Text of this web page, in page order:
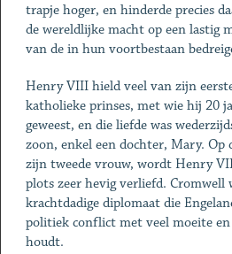
trapje hoger, en hinderde precies
de wereldlijke macht op een lastig
van de in hun voortbestaan
Henry VIII hield veel van zijn
katholieke prinses, met wie hij 20
geweest, en die liefde was
zoon, enkel een dochter, Mary. Op
zijn tweede vrouw, wordt Henry
plots zeer hevig verliefd. Cromwell
krachtdadige diplomaat die
politiek conflict met veel moeite
houdt.